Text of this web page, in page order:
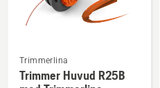
Twist
Se
mer
Trimmerlina
Trimmer Huvud R25B